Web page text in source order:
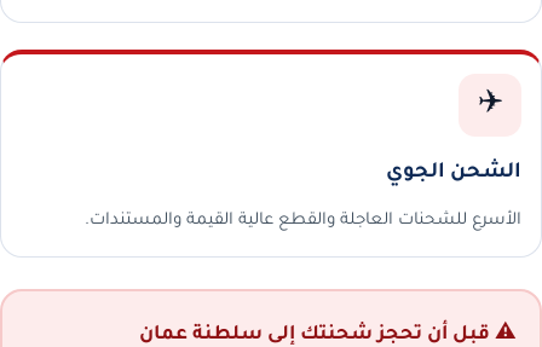
✈️
الشحن الجوي
الأسرع للشحنات العاجلة والقطع عالية القيمة والمستندات.
⚠️ قبل أن تحجز شحنتك إلى سلطنة عمان